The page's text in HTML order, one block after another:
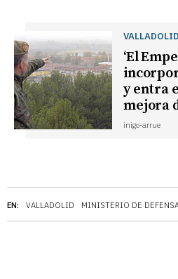
EN: VALLADOLID MINISTERIO DE
VALLADOLID
‘El
y entra
mejora
inigo-arrue